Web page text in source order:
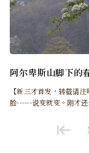
阿尔卑斯山脚下
【新三才首发，转载请
脸------说变就变。刚才